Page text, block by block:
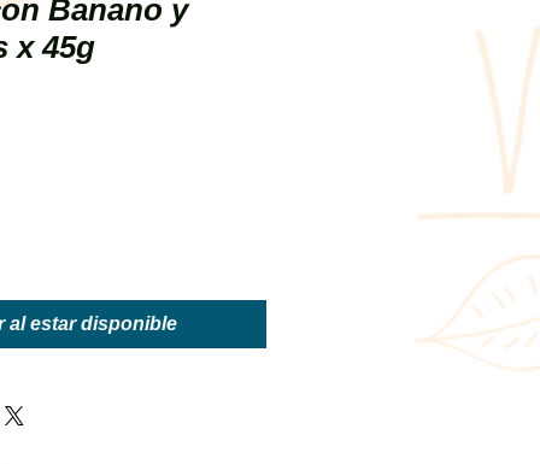
Banano y
x 45g
al estar disponible